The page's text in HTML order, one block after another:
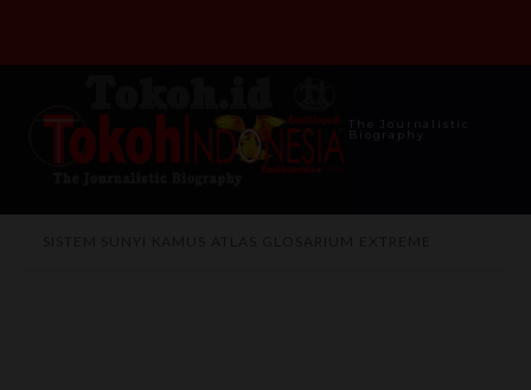
The Journalistic
Biography